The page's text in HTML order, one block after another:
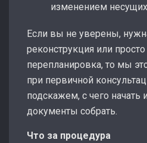
изменением
Если вы не уверены,
реконструкция или просто
перепланировка, то мы
при первичной
подскажем, с чего начать
документы собрать.
Что за процедура